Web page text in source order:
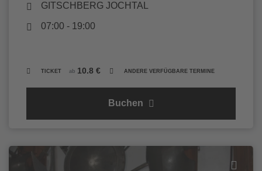
GITSCHBERG JOCHTAL
07:00 - 19:00
TICKET ab 10.8 € ANDERE VERFÜGBARE TERMINE
Buchen